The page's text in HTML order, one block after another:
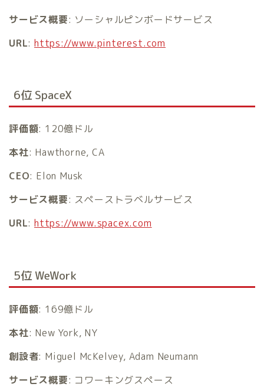
サービス概要: ソーシャルピンボードサービス
URL:https://www.pinterest.com
6位 SpaceX
評価額: 120億ドル
本社: Hawthorne, CA
CEO: Elon Musk
サービス概要: スペーストラベルサービス
URL:https://www.spacex.com
5位 WeWork
評価額: 169億ドル
本社: New York, NY
創設者: Miguel McKelvey, Adam Neumann
サービス概要: コワーキングスペース